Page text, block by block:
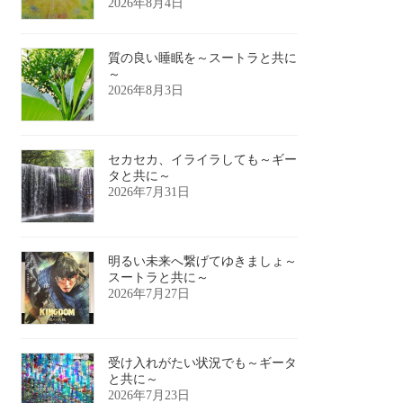
2026年8月4日
質の良い睡眠を～スートラと共に
～
2026年8月3日
セカセカ、イライラしても～ギー
タと共に～
2026年7月31日
明るい未来へ繋げてゆきましょ～
スートラと共に～
2026年7月27日
受け入れがたい状況でも～ギータ
と共に～
2026年7月23日